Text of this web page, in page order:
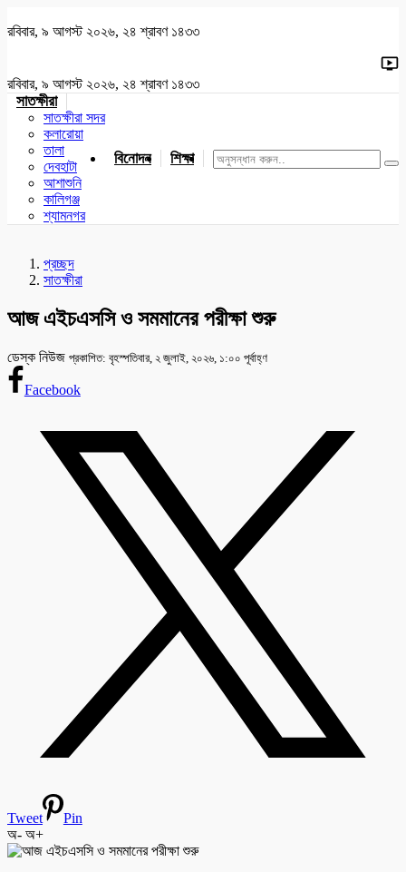
রবিবার, ৯ আগস্ট ২০২৬, ২৪ শ্রাবণ ১৪৩৩
রবিবার, ৯ আগস্ট ২০২৬, ২৪ শ্রাবণ ১৪৩৩
সাতক্ষীরা
সাতক্ষীরা সদর
কলারোয়া
তালা
দেবহাটা
আশাশুনি
কালিগঞ্জ
শ্যামনগর
বিনোদন শিক্ষা খেলাধুলা জাতীয় যশোর
প্রচ্ছদ
সাতক্ষীরা
আজ এইচএসসি ও সমমানের পরীক্ষা শুরু
ডেস্ক নিউজ প্রকাশিত: বৃহস্পতিবার, ২ জুলাই, ২০২৬, ১:০০ পূর্বাহ্ণ
Facebook
Tweet
Pin
অ- অ+